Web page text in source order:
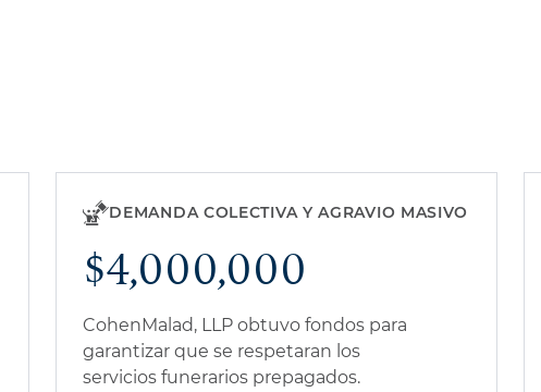
DEMANDA COLECTIVA Y AGRAVIO MASIVO
$4,000,000
CohenMalad, LLP obtuvo fondos para
garantizar que se respetaran los
servicios funerarios prepagados.